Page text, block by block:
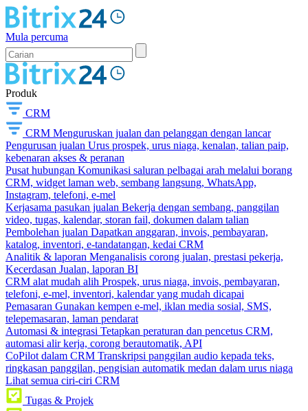
Mula percuma
Produk
CRM
CRM Menguruskan jualan dan pelanggan dengan lancar
Pengurusan jualan Urus prospek, urus niaga, kenalan, talian paip,
kebenaran akses & peranan
Pusat hubungan Komunikasi saluran pelbagai arah melalui borang
CRM, widget laman web, sembang langsung, WhatsApp,
Instagram, telefoni, e-mel
Kerjasama pasukan jualan Bekerja dengan sembang, panggilan
video, tugas, kalendar, storan fail, dokumen dalam talian
Pembolehan jualan Dapatkan anggaran, invois, pembayaran,
katalog, inventori, e-tandatangan, kedai CRM
Analitik & laporan Menganalisis corong jualan, prestasi pekerja,
Kecerdasan Jualan, laporan BI
CRM alat mudah alih Prospek, urus niaga, invois, pembayaran,
telefoni, e-mel, inventori, kalendar yang mudah dicapai
Pemasaran Gunakan kempen e-mel, iklan media sosial, SMS,
telepemasaran, laman pendarat
Automasi & integrasi Tetapkan peraturan dan pencetus CRM,
automasi alir kerja, corong berautomatik, API
CoPilot dalam CRM Transkripsi panggilan audio kepada teks,
ringkasan panggilan, pengisian automatik medan dalam urus niaga
Lihat semua ciri-ciri CRM
Tugas & Projek